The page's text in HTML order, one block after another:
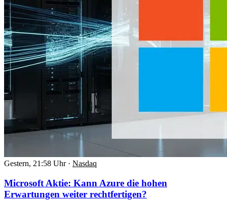
Gestern, 21:58 Uhr · Nasdaq
Microsoft Aktie: Kann Azure die hohen
Erwartungen weiter rechtfertigen?